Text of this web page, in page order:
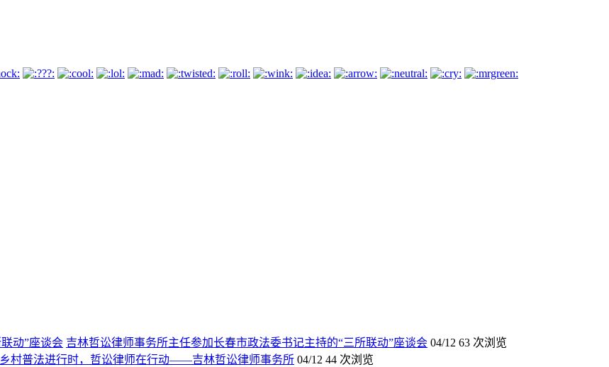
吉林哲讼律师事务所主任参加长春市政法委书记主持的“三所联动”座谈会 04/12 63 次浏览
乡村普法进行时，哲讼律师在行动——吉林哲讼律师事务所 04/12 44 次浏览